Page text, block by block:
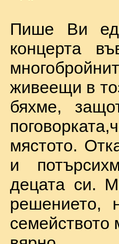
Пише Ви
концерта
живеещи в
бяхме,
мястото.
и
децата си.
решението,
семейството